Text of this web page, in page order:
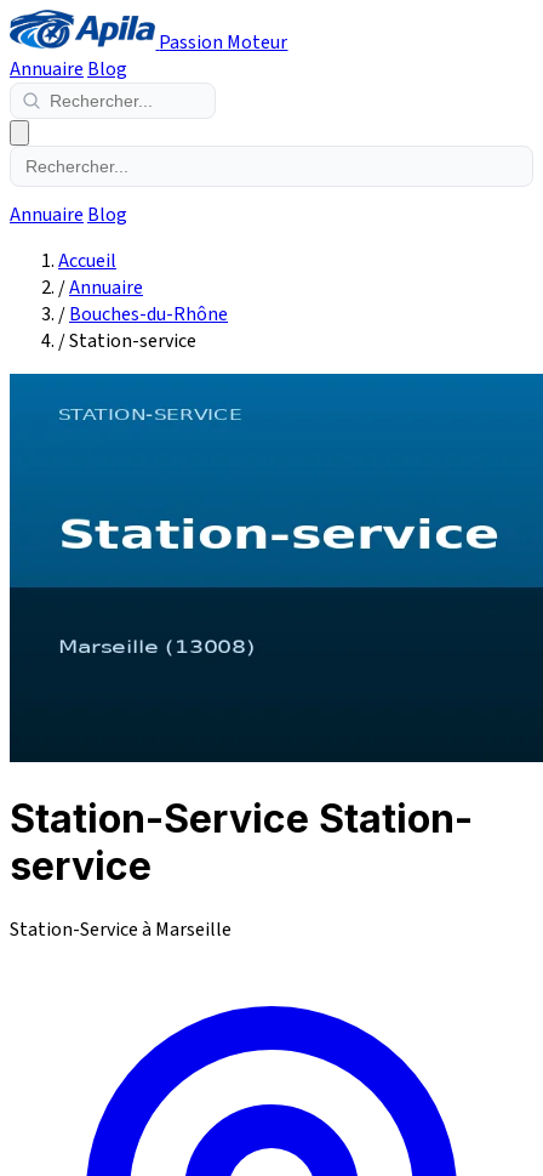
Passion Moteur
Annuaire Blog
Annuaire Blog
Accueil
/Annuaire
/Bouches-du-Rhône
/Station-service
Station-Service Station-
service
Station-Service à Marseille